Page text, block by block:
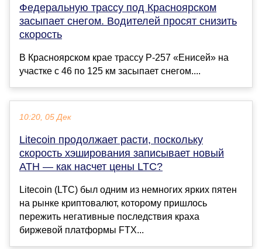
Федеральную трассу под Красноярском
засыпает снегом. Водителей просят снизить
скорость
В Красноярском крае трассу Р-257 «Енисей» на
участке с 46 по 125 км засыпает снегом....
10:20, 05 Дек
Litecoin продолжает расти, поскольку
скорость хэширования записывает новый
ATH — как насчет цены LTC?
Litecoin (LTC) был одним из немногих ярких пятен
на рынке криптовалют, которому пришлось
пережить негативные последствия краха
биржевой платформы FTX...